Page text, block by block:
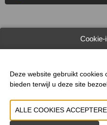
Cookie-
Deze website gebruikt
bieden terwijl u deze site